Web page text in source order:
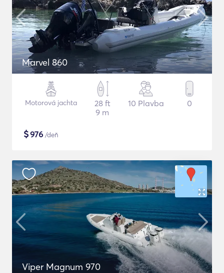
Marvel 860
Motorová jachta
28 ft
9 m
10 Plavba 0
$976 /deň
Viper Magnum 970